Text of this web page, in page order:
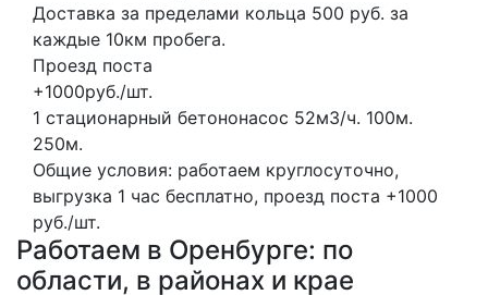
Доставка за пределами кольца 500 руб. за
каждые 10км пробега.
Проезд поста
+1000руб./шт.
1 стационарный бетононасос 52м3/ч. 100м.
250м.
Общие условия: работаем круглосуточно,
выгрузка 1 час бесплатно, проезд поста +1000
руб./шт.
Работаем в Оренбурге: по
области, в районах и крае